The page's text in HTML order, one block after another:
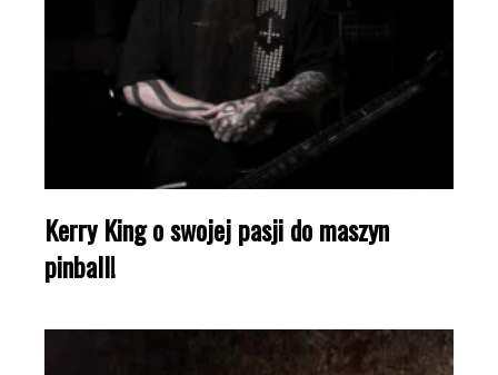
Kerry King o swojej pasji do maszyn
pinball!